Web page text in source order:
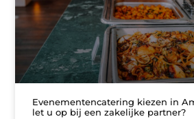
Evenementencatering kiezen in
let u op bij een zakelijke partner?